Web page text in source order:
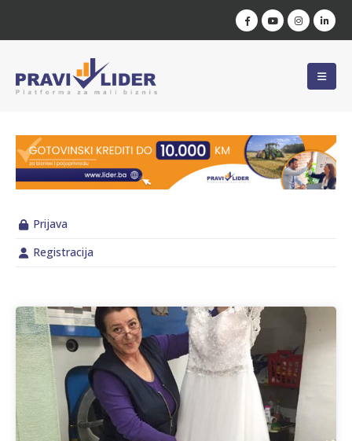
Prijava
Registracija